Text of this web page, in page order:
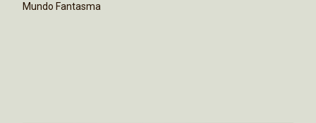
Mundo Fantasma